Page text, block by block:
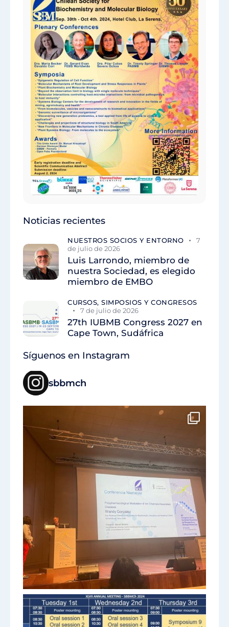
Noticias recientes
NUESTROS SOCIOS Y ENTORNO
7
de julio de 2026
Luis Larrondo, miembro de
nuestra Sociedad, es elegido
miembro de EMBO
CURSOS, SIMPOSIOS Y CONGRESOS
7 de julio de 2026
27th IUBMB Congress 2027 en
Cape Town, Sudáfrica
Síguenos en Instagram
sbbmch